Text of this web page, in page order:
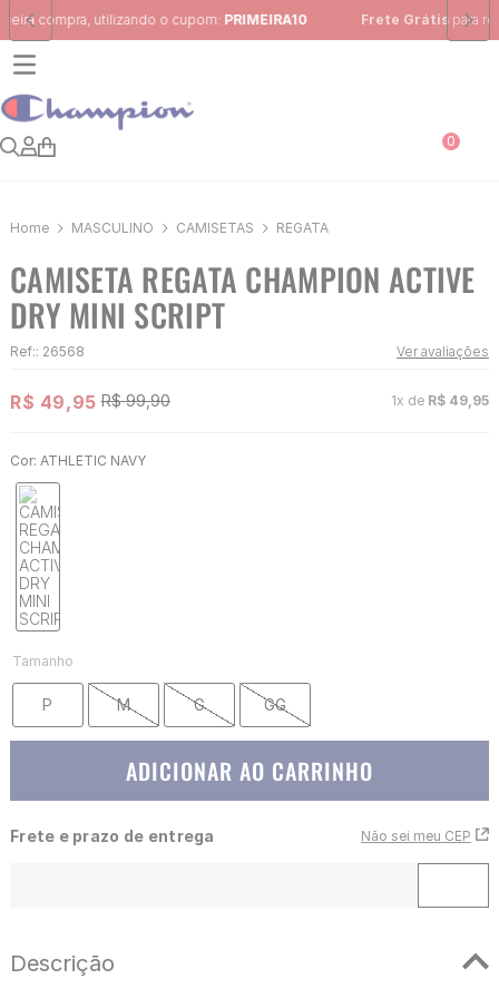
Frete Grátispara região Sudeste em pedidos acima de R$ 399,00
0
MASCULINO CAMISETAS REGATA
CAMISETA REGATA CHAMPION ACTIVE
DRY MINI SCRIPT
Ref:: 26568 Ver avaliações
R$ 49,95 R$ 99,90 1x de R$ 49 95
Cor: ATHLETIC NAVY
Tamanho
P M G GG
ADICIONAR AO CARRINHO
Frete e prazo de entrega Não sei meu CEP
Descrição